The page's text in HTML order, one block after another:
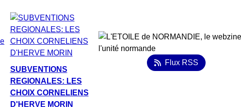
SUBVENTIONS
REGIONALES: LES
CHOIX CORNELIENS
D'HERVE MORIN
Flux RSS